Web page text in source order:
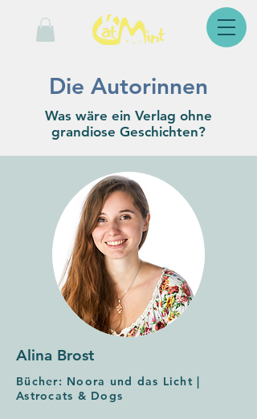
Die Autorinnen
Was wäre ein Verlag ohne
grandiose Geschichten?
Alina Brost
Bücher: Noora und das Licht |
Astrocats & Dogs